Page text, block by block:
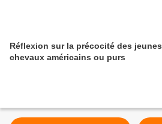
Réflexion sur la précocité des jeunes
chevaux américains ou purs